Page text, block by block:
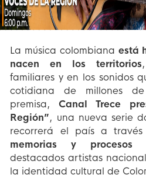
La música colombiana está
nacen en los territorios
familiares y en los sonidos
cotidiana de millones
premisa, Canal Trece
Región”, una nueva serie
recorrerá el país a
memorias y procesos
destacados artistas
la identidad cultural de